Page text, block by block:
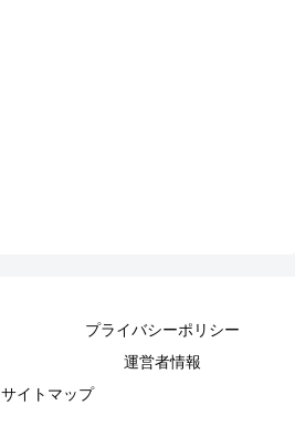
プライバシーポリシー
運営者情報
サイトマップ